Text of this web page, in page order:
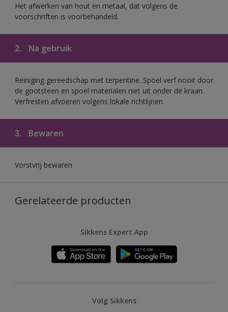
Het afwerken van hout en metaal, dat volgens de
voorschriften is voorbehandeld.
2. Na gebruik
Reiniging gereedschap met terpentine. Spoel verf nooit door
de gootsteen en spoel materialen niet uit onder de kraan.
Verfresten afvoeren volgens lokale richtlijnen.
3. Bewaren
Vorstvrij bewaren
Gerelateerde producten
Sikkens Expert App
Volg Sikkens